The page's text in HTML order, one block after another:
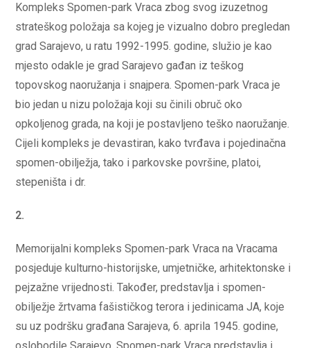
Kompleks Spomen-park Vraca zbog svog izuzetnog
strateškog položaja sa kojeg je vizualno dobro pregledan
grad Sarajevo, u ratu 1992-1995. godine, služio je kao
mjesto odakle je grad Sarajevo gađan iz teškog
topovskog naoružanja i snajpera. Spomen-park Vraca je
bio jedan u nizu položaja koji su činili obruč oko
opkoljenog grada, na koji je postavljeno teško naoružanje.
Cijeli kompleks je devastiran, kako tvrđava i pojedinačna
spomen-obilježja, tako i parkovske površine, platoi,
stepeništa i dr.
2.
Memorijalni kompleks Spomen-park Vraca na Vracama
posjeduje kulturno-historijske, umjetničke, arhitektonske i
pejzažne vrijednosti. Također, predstavlja i spomen-
obilježje žrtvama fašističkog terora i jedinicama JA, koje
su uz podršku građana Sarajeva, 6. aprila 1945. godine,